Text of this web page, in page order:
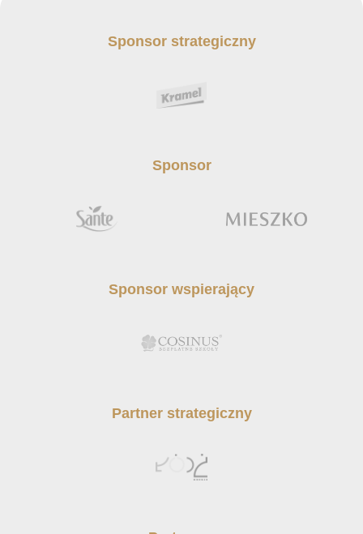
Sponsor strategiczny
Sponsor
Sponsor wspierający
Partner strategiczny